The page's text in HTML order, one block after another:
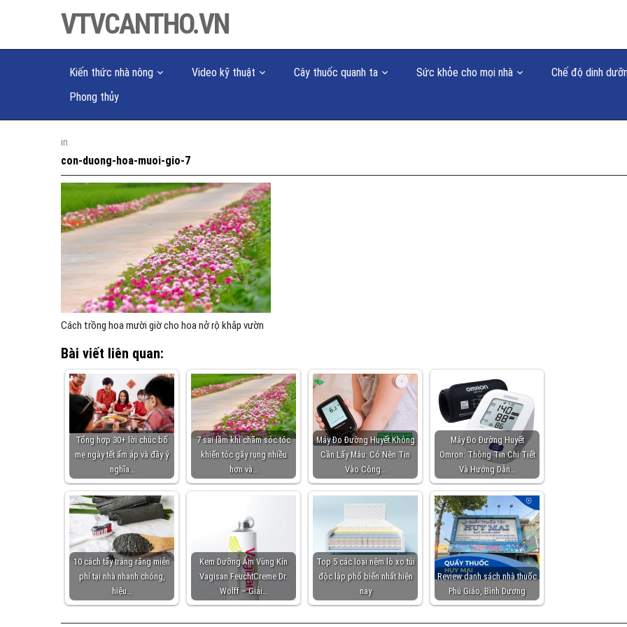
VTVCANTHO.VN
Kiến thức nhà nông Video kỹ thuật Cây thuốc quanh ta Sức khỏe cho mọi nhà
Chế độ dinh
Phong thủy
in
con-duong-hoa-muoi-gio-7
Cách trồng hoa mười giờ cho hoa nở rộ khắp vườn
Bài viết liên quan:
Tổng hợp 30+ lời chúc bố
mẹ ngày tết ấm áp và đầy ý
nghĩa…
7 sai lầm khi chăm sóc tóc
khiến tóc gãy rụng nhiều
hơn và…
Máy Đo Đường Huyết Không
Cần Lấy Máu: Có Nên Tin
Vào Công…
Máy Đo Đường Huyết
Omron: Thông Tin Chi Tiết
Và Hướng Dẫn…
10 cách tẩy trắng răng miễn
phí tại nhà nhanh chóng,
hiệu…
Kem Dưỡng Ẩm Vùng Kín
Vagisan FeuchtCreme Dr.
Wolff – Giải…
Top 5 các loại nệm lò xo túi
độc lập phổ biến nhất hiện
nay
Review danh sách nhà thuốc
Phú Giáo, Bình Dương